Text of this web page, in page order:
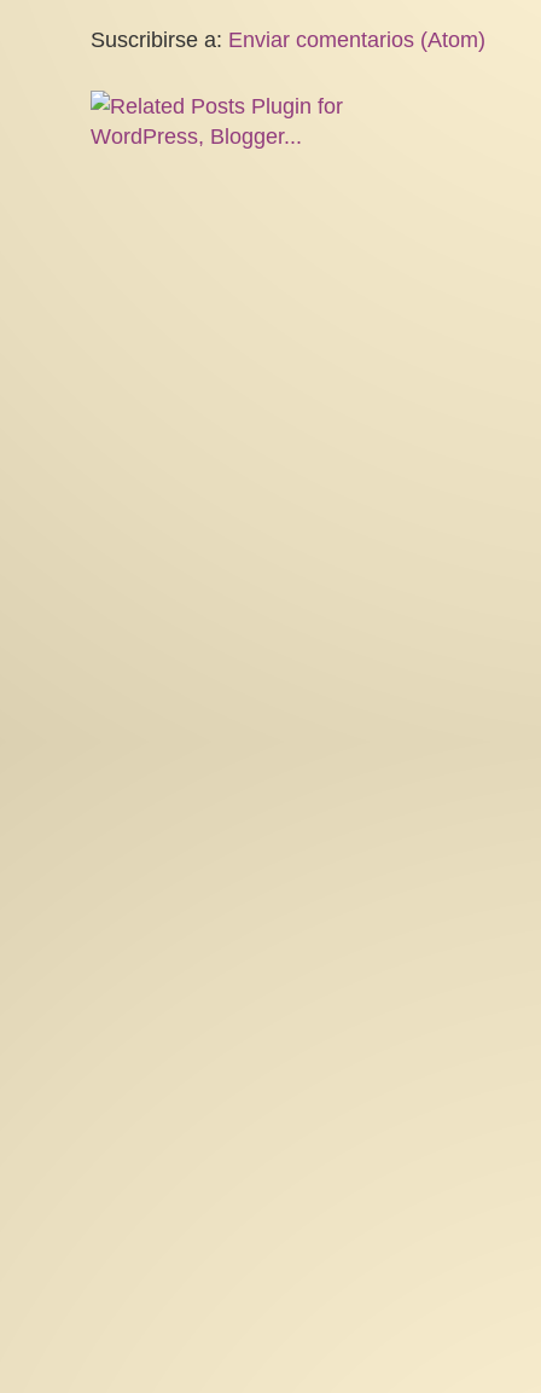
Suscribirse a: Enviar comentarios (Atom)